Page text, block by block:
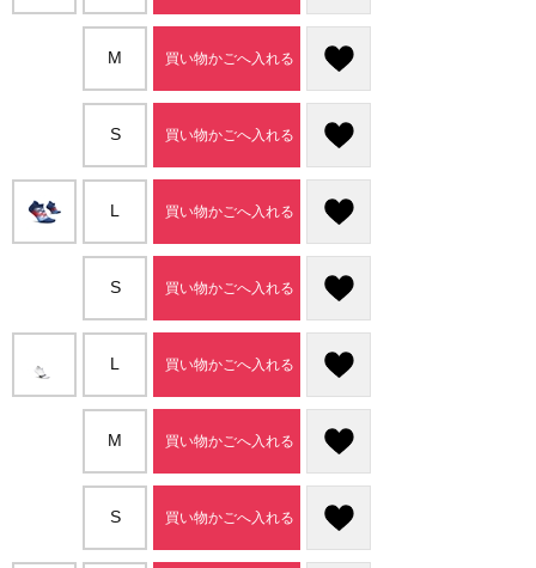
M 買い物かごへ入れる
S 買い物かごへ入れる
L 買い物かごへ入れる
S 買い物かごへ入れる
L 買い物かごへ入れる
M 買い物かごへ入れる
S 買い物かごへ入れる